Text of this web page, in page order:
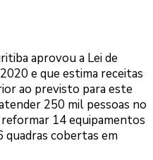
aprovou a Lei de
e que estima receitas
ao previsto para este
250 mil pessoas no
14 equipamentos
quadras cobertas em